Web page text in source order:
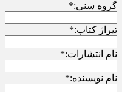
گروه سنی:*
تیراژ کتاب:*
نام انتشارات:*
نام نویسنده:*